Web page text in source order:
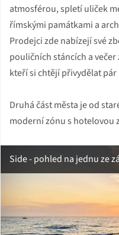
atmosférou, spletí uliček
římskými památkami a
Prodejci zde nabízejí své
pouličních stáncích a
kteří si chtějí přivydělat pár
Druhá část města je od
moderní zónu s hotelovou
Side - pohled na jednu ze